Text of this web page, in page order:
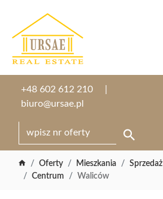
+48 602 612 210
biuro@ursae.pl
Oferty Mieszkania Sprzedaż
Centrum
Waliców